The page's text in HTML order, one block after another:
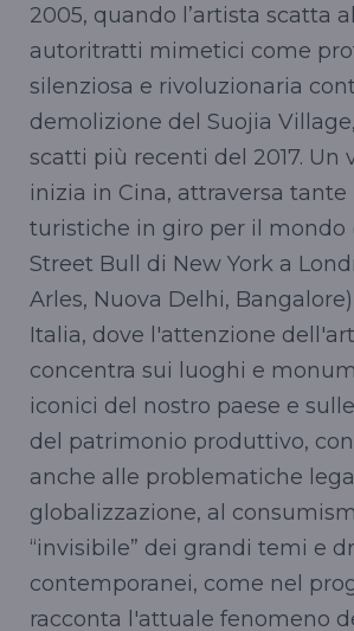
2005, quando l’artista scatta
autoritratti mimetici come
silenziosa e rivoluzionaria
demolizione del Suojia
scatti più recenti del 2017. Un
inizia in Cina, attraversa tante
turistiche in giro per il mondo
Street Bull di New York a
Arles, Nuova Delhi,
Italia, dove l'attenzione
concentra sui luoghi e
iconici del nostro paese e
del patrimonio produttivo,
anche alle problematiche
globalizzazione, al
“invisibile” dei grandi temi e
contemporanei, come nel
racconta l'attuale fenomeno